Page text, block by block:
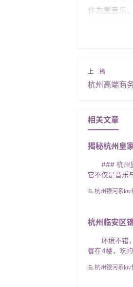
作为集音乐
悦城店团
KTV杭州大
更加便捷。
家庭欢唱
杭州大悦城
尝到了美味
城店团购非
号，获取
答和服务。
#### **总结
杭州高端商
相关文章
揭秘杭州皇
### 杭州皇
它不仅是音乐
杭州银河系ktv
杭州临安区
环境不错，
餐在4楼，吃
杭州银河系ktv